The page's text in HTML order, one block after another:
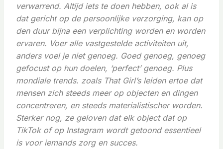
verwarrend. Altijd iets te doen hebben, ook al is
dat gericht op de persoonlijke verzorging, kan op
den duur bijna een verplichting worden en worden
ervaren. Voer alle vastgestelde activiteiten uit,
anders voel je niet genoeg. Goed genoeg, genoeg
gefocust op hun doelen, ‘perfect’ genoeg. Plus
mondiale trends. zoals That Girl’s leiden ertoe dat
mensen zich steeds meer op objecten en dingen
concentreren, en steeds materialistischer worden.
Sterker nog, ze geloven dat elk object dat op
TikTok of op Instagram wordt getoond essentieel
is voor iemands zorg en succes.